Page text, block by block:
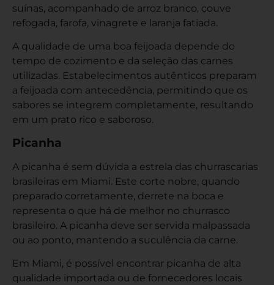
suínas, acompanhado de arroz branco, couve
refogada, farofa, vinagrete e laranja fatiada.
A qualidade de uma boa feijoada depende do
tempo de cozimento e da seleção das carnes
utilizadas. Estabelecimentos autênticos preparam
a feijoada com antecedência, permitindo que os
sabores se integrem completamente, resultando
em um prato rico e saboroso.
Picanha
A picanha é sem dúvida a estrela das churrascarias
brasileiras em Miami. Este corte nobre, quando
preparado corretamente, derrete na boca e
representa o que há de melhor no churrasco
brasileiro. A picanha deve ser servida malpassada
ou ao ponto, mantendo a suculência da carne.
Em Miami, é possível encontrar picanha de alta
qualidade importada ou de fornecedores locais